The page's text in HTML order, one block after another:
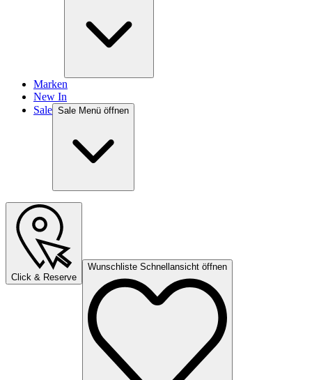
Marken
New In
Sale Sale Menü öffnen
Click & Reserve
Wunschliste Schnellansicht öffnen